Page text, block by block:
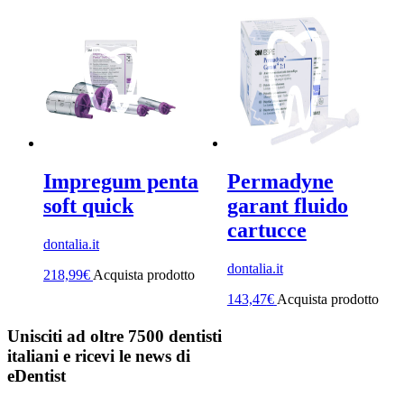
Impregum penta
soft quick
dontalia.it
218,99€ Acquista prodotto
Permadyne
garant fluido
cartucce
dontalia.it
143,47€ Acquista prodotto
Unisciti ad oltre 7500 dentisti
italiani e ricevi le news di
eDentist